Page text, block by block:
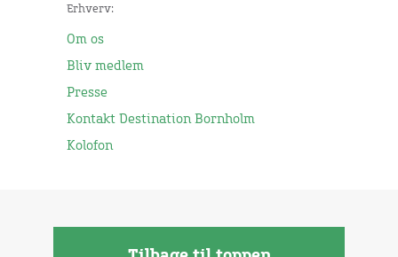
Erhverv:
Om os
Bliv medlem
Presse
Kontakt Destination Bornholm
Kolofon